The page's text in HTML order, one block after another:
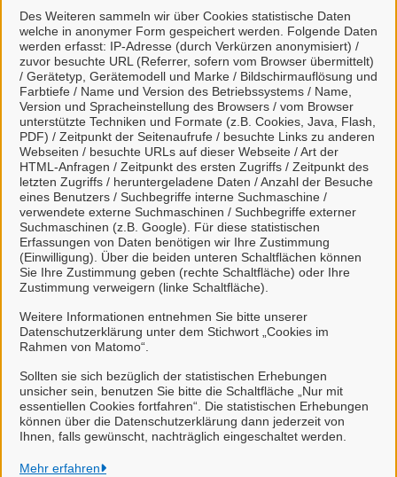
Des Weiteren sammeln wir über Cookies statistische Daten
welche in anonymer Form gespeichert werden. Folgende Daten
werden erfasst: IP-Adresse (durch Verkürzen anonymisiert) /
zuvor besuchte URL (Referrer, sofern vom Browser übermittelt)
/ Gerätetyp, Gerätemodell und Marke / Bildschirmauflösung und
Farbtiefe / Name und Version des Betriebssystems / Name,
Version und Spracheinstellung des Browsers / vom Browser
unterstützte Techniken und Formate (z.B. Cookies, Java, Flash,
PDF) / Zeitpunkt der Seitenaufrufe / besuchte Links zu anderen
Webseiten / besuchte URLs auf dieser Webseite / Art der
HTML-Anfragen / Zeitpunkt des ersten Zugriffs / Zeitpunkt des
letzten Zugriffs / heruntergeladene Daten / Anzahl der Besuche
eines Benutzers / Suchbegriffe interne Suchmaschine /
verwendete externe Suchmaschinen / Suchbegriffe externer
Suchmaschinen (z.B. Google). Für diese statistischen
Erfassungen von Daten benötigen wir Ihre Zustimmung
(Einwilligung). Über die beiden unteren Schaltflächen können
Sie Ihre Zustimmung geben (rechte Schaltfläche) oder Ihre
Zustimmung verweigern (linke Schaltfläche).
Weitere Informationen entnehmen Sie bitte unserer
Datenschutzerklärung unter dem Stichwort „Cookies im
Rahmen von Matomo“.
Sollten sie sich bezüglich der statistischen Erhebungen
unsicher sein, benutzen Sie bitte die Schaltfläche „Nur mit
essentiellen Cookies fortfahren“. Die statistischen Erhebungen
können über die Datenschutzerklärung dann jederzeit von
Ihnen, falls gewünscht, nachträglich eingeschaltet werden.
Mehr erfahren
Für mit
markierte Onlinedienste müssen Sie sich
in unserem Portal anmelden. Falls Sie noch keinen
Login besitzen, können Sie sich schnell und einfach
hier registrieren.
Kontakt
Zum Kontaktformular
Wahlamt
Stadt Leer